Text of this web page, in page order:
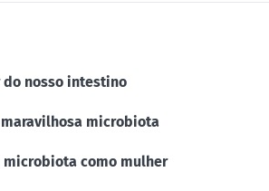
do nosso intestino
maravilhosa microbiota
microbiota como mulher